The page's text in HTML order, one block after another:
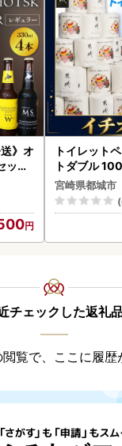
》オ
ット
ル
ル
中元
お祝
ビー
トイレット
トダブル
速〔12-I5-
宮崎県都城市
チェックした返礼
覧で、ここに履歴